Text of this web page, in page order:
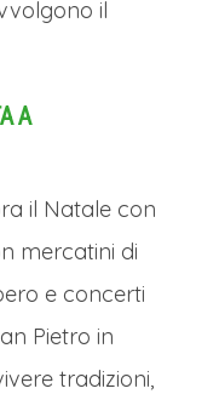
il
A
il Natale con
mercatini di
e concerti
Pietro in
tradizioni,